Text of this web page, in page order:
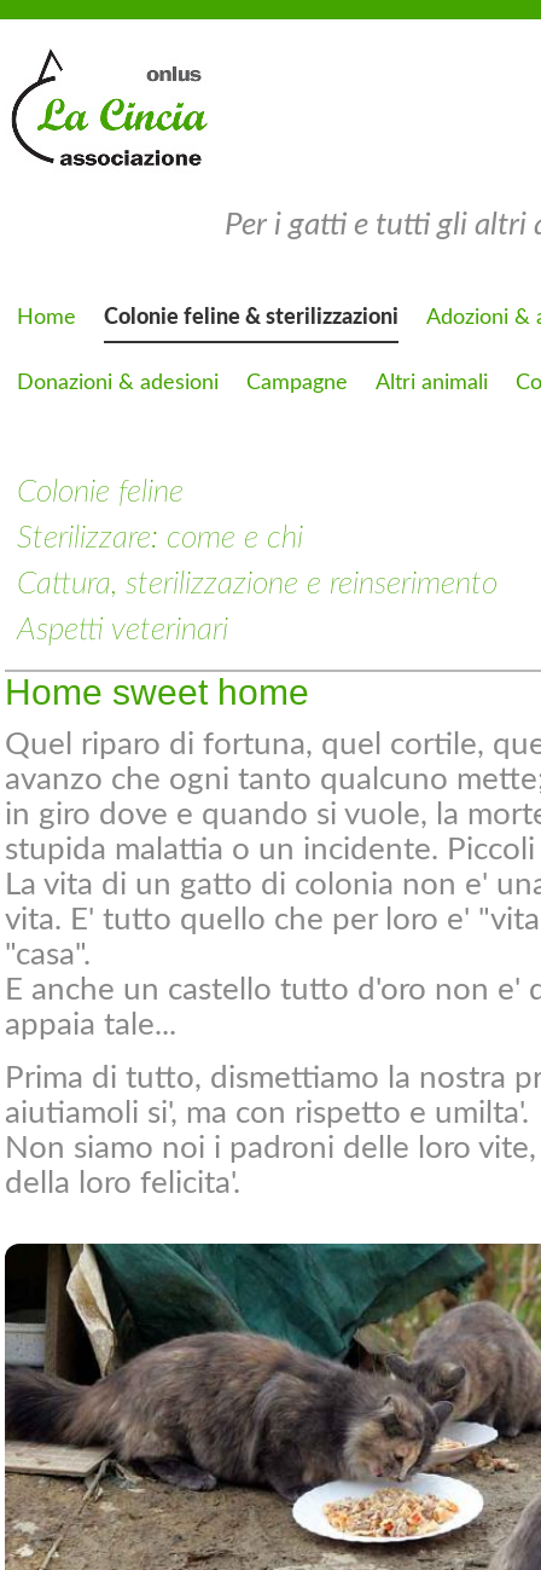
Per i gatti e tutti gli altri
Home Colonie feline & sterilizzazioni Adozioni &
Donazioni & adesioni Campagne Altri animali
Colonie feline
Sterilizzare: come e chi
Cattura, sterilizzazione e reinserimento
Aspetti veterinari
Home sweet home
Quel riparo di fortuna, quel cortile,
avanzo che ogni tanto qualcuno
in giro dove e quando si vuole, la
stupida malattia o un incidente.
La vita di un gatto di colonia non e'
vita. E' tutto quello che per loro e'
"casa".
E anche un castello tutto d'oro non e'
appaia tale...
Prima di tutto, dismettiamo la nostra
aiutiamoli si', ma con rispetto e umilta'.
Non siamo noi i padroni delle loro
della loro felicita'.